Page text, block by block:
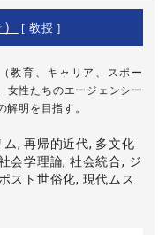
[ 教授 ]
教育、キャリア、スポー
女性たちのエージェンシー
明を目指す。
, 再帰的近代, 多文化
会学理論, 社会統合, ジ
スト世俗化, 現代ムス